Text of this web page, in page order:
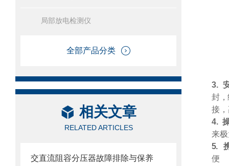
局部放电检测仪
全部产品分类
相关文章
RELATED ARTICLES
交直流阻容分压器故障排除与保养
3.
封
接
4.
来
5.
便